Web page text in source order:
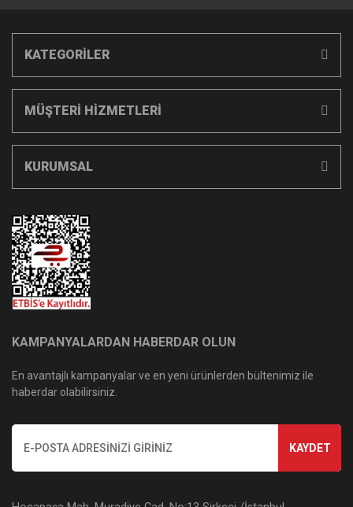
KATEGORİLER
MÜŞTERİ HİZMETLERİ
KURUMSAL
KAMPANYALARDAN HABERDAR OLUN
En avantajlı kampanyalar ve en yeni ürünlerden bültenimiz ile
haberdar olabilirsiniz.
KAYDET